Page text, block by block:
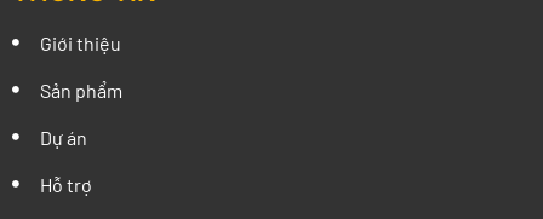
Giới thiệu
Sản phẩm
Dự án
Hỗ trợ